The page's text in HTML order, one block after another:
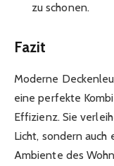
zu schonen.
Fazit
Moderne
eine perfekte
Effizienz. Sie
Licht, sondern
Ambiente des